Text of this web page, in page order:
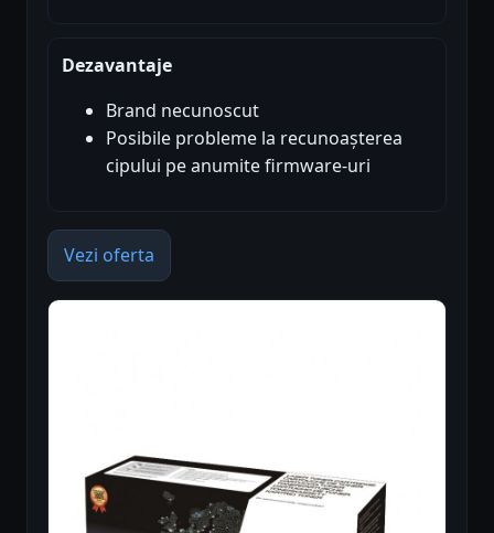
Dezavantaje
Brand necunoscut
Posibile probleme la recunoașterea
cipului pe anumite firmware-uri
Vezi oferta